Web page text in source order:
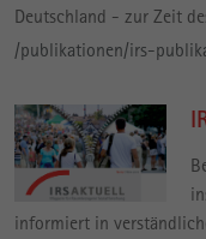
Deutschland - zur Zeit
/publikationen/irs-
informiert in